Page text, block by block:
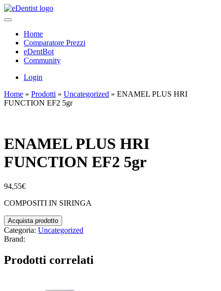
Home
Comparatore Prezzi
eDentBot
Community
Login
Home » Prodotti » Uncategorized » ENAMEL PLUS HRI
FUNCTION EF2 5gr
ENAMEL PLUS HRI
FUNCTION EF2 5gr
94,55€
COMPOSITI IN SIRINGA
Acquista prodotto
Categoria: Uncategorized
Brand:
Prodotti correlati